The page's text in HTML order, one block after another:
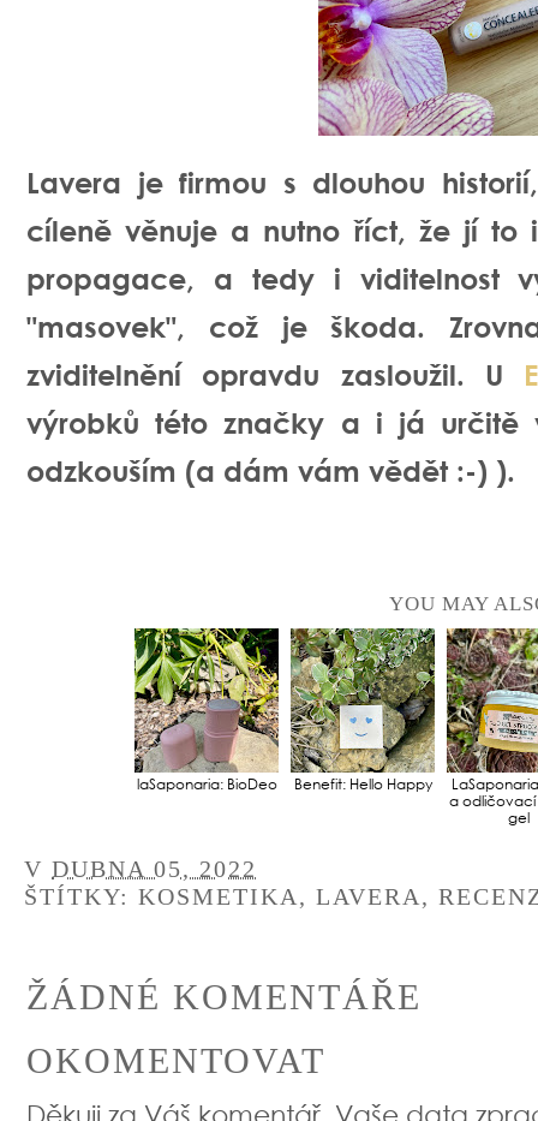
Lavera je firmou s dlouhou
cíleně věnuje a nutno říct, že jí
propagace, a tedy i viditelnost
"masovek", což je škoda.
zviditelnění opravdu zasloužil. U
výrobků této značky a i já určitě
odzkouším (a dám vám vědět :-) ).
YOU MAY
laSaponaria: BioDeo Benefit: Hello Happy
a odličovací
gel
V DUBNA 05, 2022
ŠTÍTKY: KOSMETIKA, LAVERA,
ŽÁDNÉ KOMENTÁŘE
OKOMENTOVAT